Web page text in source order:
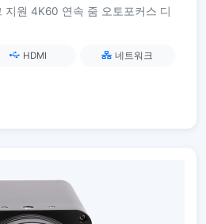
원 4K60 연속 줌 오토포커스 디
HDMI 네트워크